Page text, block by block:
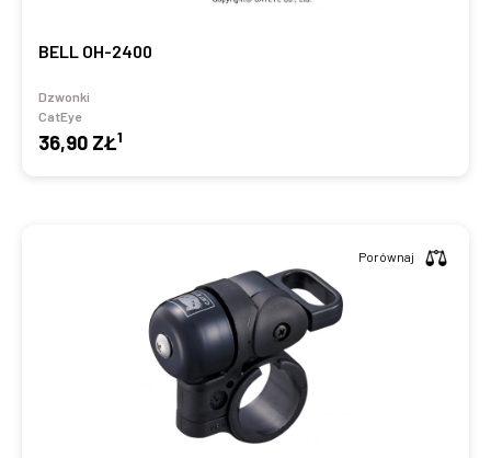
BELL OH-2400
Dzwonki
CatEye
36,90 ZŁ1
Porównaj